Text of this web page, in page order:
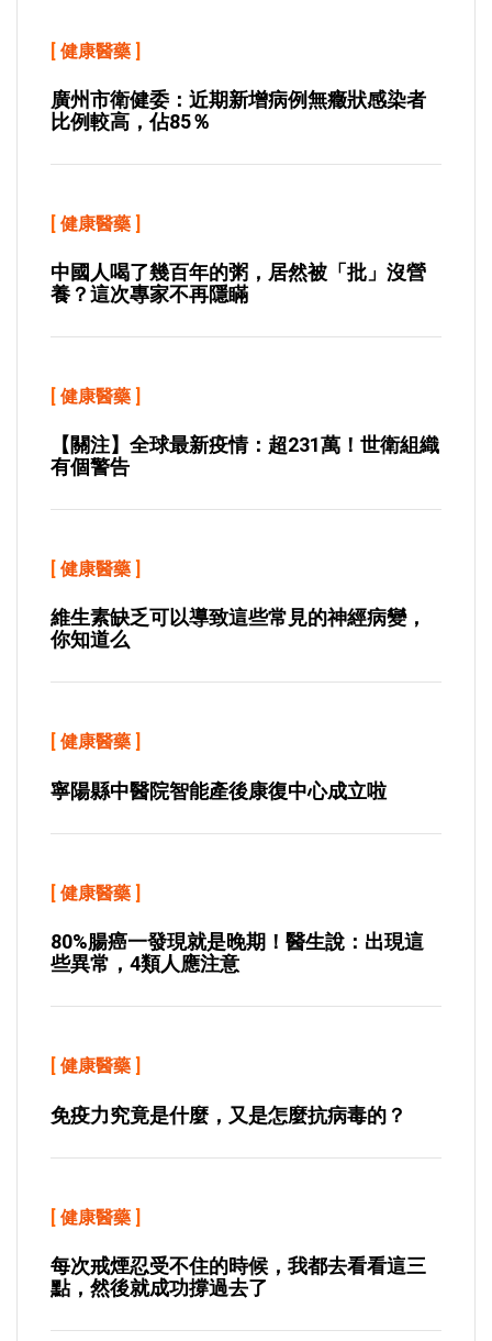
[ 健康醫藥 ]
廣州市衛健委：近期新增病例無癥狀感染者
比例較高，佔85％
[ 健康醫藥 ]
中國人喝了幾百年的粥，居然被「批」沒營
養？這次專家不再隱瞞
[ 健康醫藥 ]
【關注】全球最新疫情：超231萬！世衛組織
有個警告
[ 健康醫藥 ]
維生素缺乏可以導致這些常見的神經病變，
你知道么
[ 健康醫藥 ]
寧陽縣中醫院智能產後康復中心成立啦
[ 健康醫藥 ]
80%腸癌一發現就是晚期！醫生說：出現這
些異常，4類人應注意
[ 健康醫藥 ]
免疫力究竟是什麼，又是怎麼抗病毒的？
[ 健康醫藥 ]
每次戒煙忍受不住的時候，我都去看看這三
點，然後就成功撐過去了